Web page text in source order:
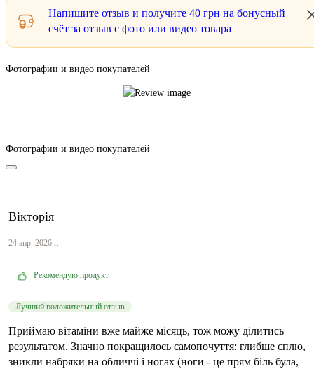
Напишите отзыв и получите 40 грн на бонусный
счёт за отзыв с фото или видео товара
Фотографии и видео покупателей
Фотографии и видео покупателей
Вікторія
24 апр. 2026 г.
Рекомендую продукт
Лучший положительный отзыв
Приймаю вітаміни вже майже місяць, тож можу ділитись
результатом. Значно покращилось самопочуття: глибше сплю,
зникли набряки на обличчі і ногах (ноги - це прям біль була,